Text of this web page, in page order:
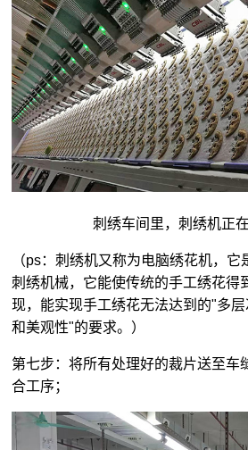
刺绣车间里，刺绣机正
（ps：刺绣机又称为电脑绣花机，
刺绣机械，它能使传统的手工绣花得
现，能实现手工绣花无法达到的"多
和美观性"的要求。）
第七步：将所有处理好的裁片送至车
合工序；